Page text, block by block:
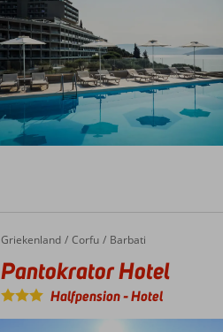
Home
Griekenland Corfu Barbati
Pantokrator Hotel
Pantokrator Hotel
Halfpension-Hotel